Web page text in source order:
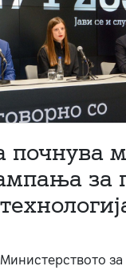
почнува
за